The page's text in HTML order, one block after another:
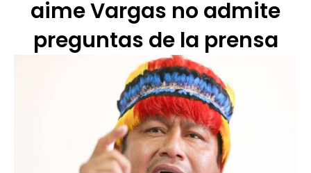
aime Vargas no admite
preguntas de la prensa